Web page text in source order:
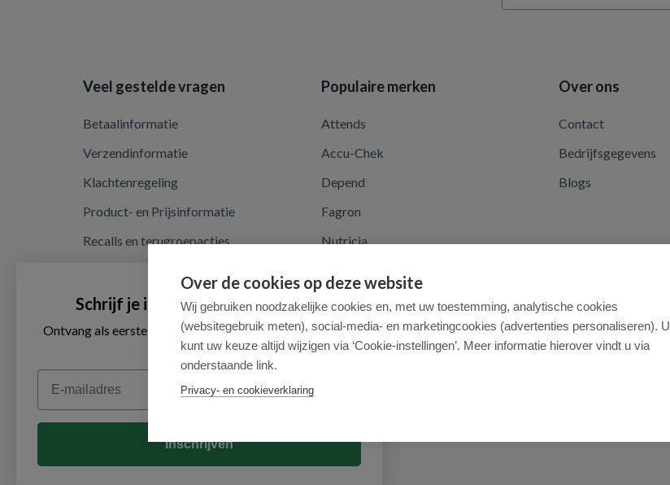
Veel gestelde vragen
Betaalinformatie
Verzendinformatie
Klachtenregeling
Product- en Prijsinformatie
Recalls en terugroepacties
Privacy en cookieverklaring
Cookieverklaring
Populaire merken
Attends
Accu-Chek
Depend
Fagron
Nutricia
Over ons
Contact
Bedrijfsgegevens
Blogs
© 2026 - Medimart.be.
Over de cookies op deze website
Wij gebruiken noodzakelijke cookies en, met uw toestemming, analytische cookies
(websitegebruik meten), social-media- en marketingcookies (advertenties personaliseren). U
kunt uw keuze altijd wijzigen via ‘Cookie-instellingen’. Meer informatie hierover vindt u via
onderstaande link.
Privacy- en cookieverklaring
Schrijf je in voor onze nieuwsbrief
Ontvang als eerste de beste aanbiedingen en persoonlijk
advies
Email
Inschrijven